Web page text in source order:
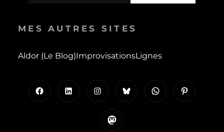
MES AUTRES SITES
Aldor (le Blog)ImprovisationsLignes
Instagram WhatsApp
Mastodon